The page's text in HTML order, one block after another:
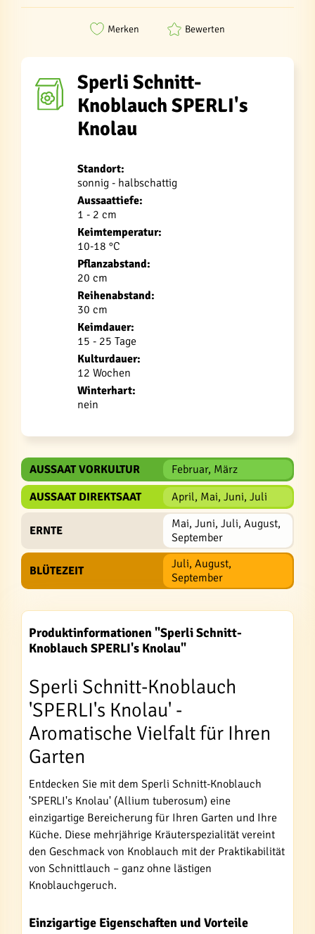
Merken Bewerten
Sperli Schnitt-
Knoblauch SPERLI's
Knolau
Standort:
sonnig - halbschattig
Aussaattiefe:
1 - 2 cm
Keimtemperatur:
10-18 °C
Pflanzabstand:
20 cm
Reihenabstand:
30 cm
Keimdauer:
15 - 25 Tage
Kulturdauer:
12 Wochen
Winterhart:
nein
AUSSAAT VORKULTUR
Februar, März
AUSSAAT DIREKTSAAT
April, Mai, Juni, Juli
ERNTE
Mai, Juni, Juli, August,
September
BLÜTEZEIT
Juli, August,
September
Produktinformationen "Sperli Schnitt-
Knoblauch SPERLI's Knolau"
Sperli Schnitt-Knoblauch
'SPERLI's Knolau' -
Aromatische Vielfalt für Ihren
Garten
Entdecken Sie mit dem Sperli Schnitt-Knoblauch
'SPERLI's Knolau' (Allium tuberosum) eine
einzigartige Bereicherung für Ihren Garten und Ihre
Küche. Diese mehrjährige Kräuterspezialität vereint
den Geschmack von Knoblauch mit der Praktikabilität
von Schnittlauch – ganz ohne lästigen
Knoblauchgeruch.
Einzigartige Eigenschaften und Vorteile